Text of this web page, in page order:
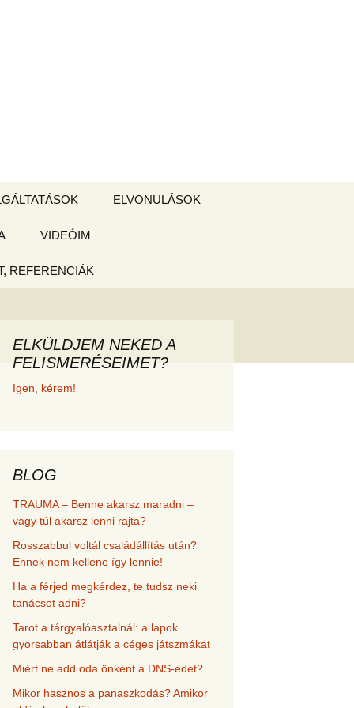
BOLT
ELVONULÁSOK
VIDEÓIM
REFERENCIÁK
az új
és
ELKÜLDJEM NEKED A
FELISMERÉSEIMET?
Igen, kérem!
BLOG
TRAUMA – Benne akarsz maradni –
vagy túl akarsz lenni rajta?
Rosszabbul voltál családállítás után?
Ennek nem kellene így lennie!
Ha a férjed megkérdez, te tudsz neki
tanácsot adni?
Tarot a tárgyalóasztalnál: a lapok
gyorsabban átlátják a céges játszmákat
Miért ne add oda önként a DNS-edet?
Mikor hasznos a panaszkodás? Amikor